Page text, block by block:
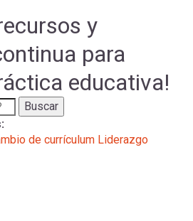
y
para
educativa!
Buscar
de currículum Liderazgo
registrarte.
Inicia sesión.